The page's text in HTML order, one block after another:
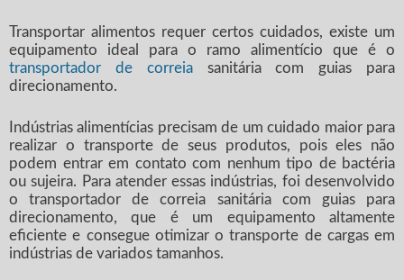
Transportar alimentos requer certos cuidados, existe um
equipamento ideal para o ramo alimentício que é o
transportador de correiasanitária com guias para
direcionamento.
Indústrias alimentícias precisam de um cuidado maior para
realizar o transporte de seus produtos, pois eles não
podem entrar em contato com nenhum tipo de bactéria
ou sujeira. Para atender essas indústrias, foi desenvolvido
otransportador de correia sanitária com guias para
direcionamento, que é um equipamento altamente
eficiente e consegue otimizar o transporte de cargas em
indústrias de variados tamanhos.